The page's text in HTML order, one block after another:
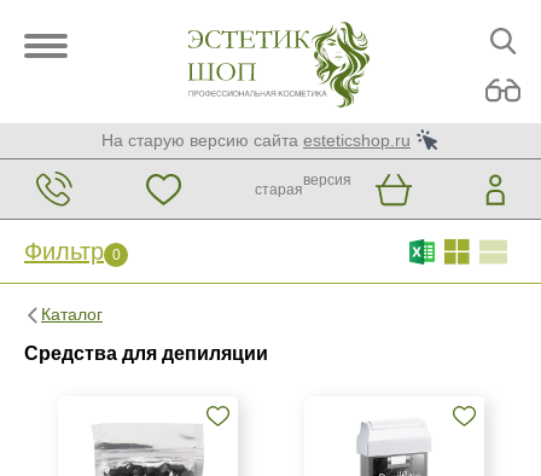
На старую версию сайта esteticshop.ru
старая
версия
Фильтр 0
Каталог
Средства для депиляции
Фильтр 0